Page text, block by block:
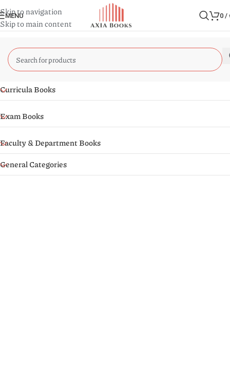
Skip to navigation
Skip to main content
MENU 0 /
Curricula Books
Exam Books
Faculty & Department Books
General Categories